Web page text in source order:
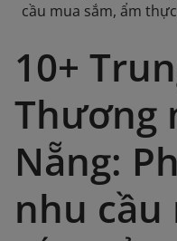
cầu mua sắm, ẩm
10+
Thương
Nẵng:
nhu cầu